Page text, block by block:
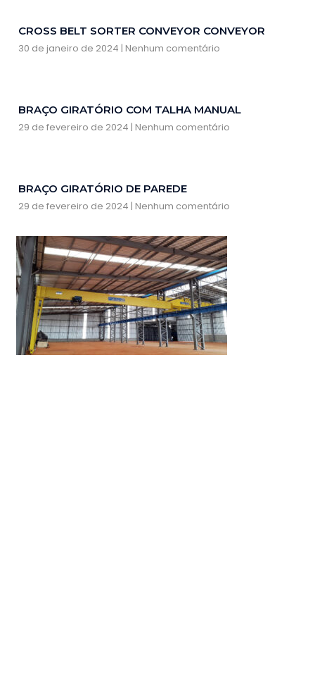
CROSS BELT SORTER CONVEYOR CONVEYOR
30 de janeiro de 2024 Nenhum comentário
BRAÇO GIRATÓRIO COM TALHA MANUAL
29 de fevereiro de 2024 Nenhum comentário
BRAÇO GIRATÓRIO DE PAREDE
29 de fevereiro de 2024 Nenhum comentário